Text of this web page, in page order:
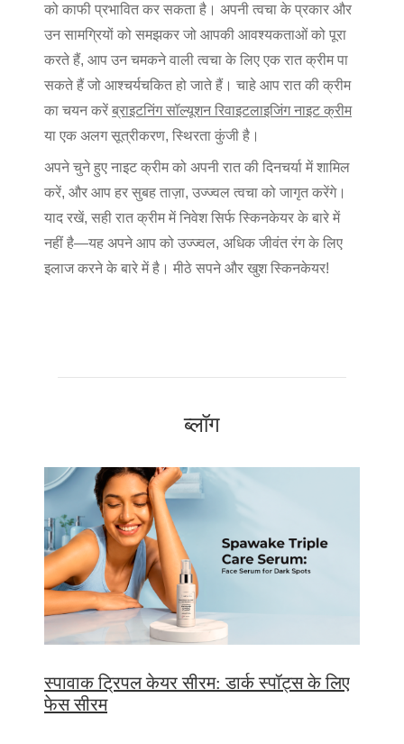
को काफी प्रभावित कर सकता है। अपनी त्वचा के प्रकार और
उन सामग्रियों को समझकर जो आपकी आवश्यकताओं को पूरा
करते हैं, आप उन चमकने वाली त्वचा के लिए एक रात क्रीम पा
सकते हैं जो आश्चर्यचकित हो जाते हैं। चाहे आप रात की क्रीम
का चयन करें ब्राइटनिंग सॉल्यूशन रिवाइटलाइजिंग नाइट क्रीम
या एक अलग सूत्रीकरण, स्थिरता कुंजी है।
अपने चुने हुए नाइट क्रीम को अपनी रात की दिनचर्या में शामिल
करें, और आप हर सुबह ताज़ा, उज्ज्वल त्वचा को जागृत करेंगे।
याद रखें, सही रात क्रीम में निवेश सिर्फ स्किनकेयर के बारे में
नहीं है—यह अपने आप को उज्ज्वल, अधिक जीवंत रंग के लिए
इलाज करने के बारे में है। मीठे सपने और खुश स्किनकेयर!
ब्लॉग
स्पावाक ट्रिपल केयर सीरम: डार्क स्पॉट्स के लिए
फेस सीरम